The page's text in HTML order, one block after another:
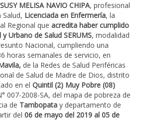
SUSY MELISA NAVIO CHIPA, profesional
Salud, Licenciada en Enfermería, la
Regional que acredita haber cumplido
Urbano de Salud SERUMS, modalidad
Nacional, cumpliendo una
horas semanales de servicio, en
de la Redes de Salud Periféricas
de Salud de Madre de Dios, distrito
en el Quintil (2) Muy Pobre (08)
007-2008-SA, del mapa de pobreza de
de Tambopata y departamento de
del 06 de mayo del 2019 al 05 de